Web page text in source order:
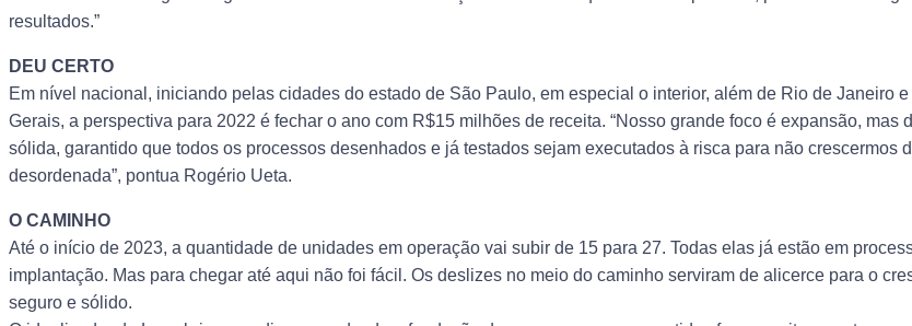
resultados.”
DEU CERTO
Em nível nacional, iniciando pelas cidades do estado de São Paulo, em especial o interior, além de Rio de Janeiro
Gerais, a perspectiva para 2022 é fechar o ano com R$15 milhões de receita. “Nosso grande foco é expansão, mas
sólida, garantido que todos os processos desenhados e já testados sejam executados à risca para não crescermos
desordenada”, pontua Rogério Ueta.
O CAMINHO
Até o início de 2023, a quantidade de unidades em operação vai subir de 15 para 27. Todas elas já estão em
implantação. Mas para chegar até aqui não foi fácil. Os deslizes no meio do caminho serviram de alicerce para o
seguro e sólido.